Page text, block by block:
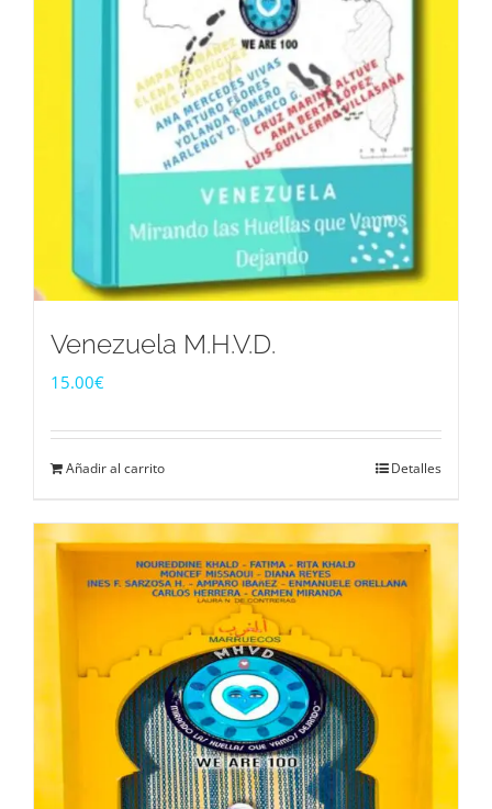
Venezuela M.H.V.D.
15.00€
Añadir al carrito Detalles